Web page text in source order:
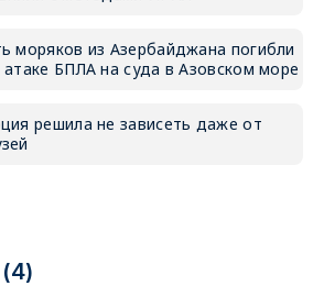
моряков из Азербайджана погибли
атаке БПЛА на суда в Азовском море
решила не зависеть даже от